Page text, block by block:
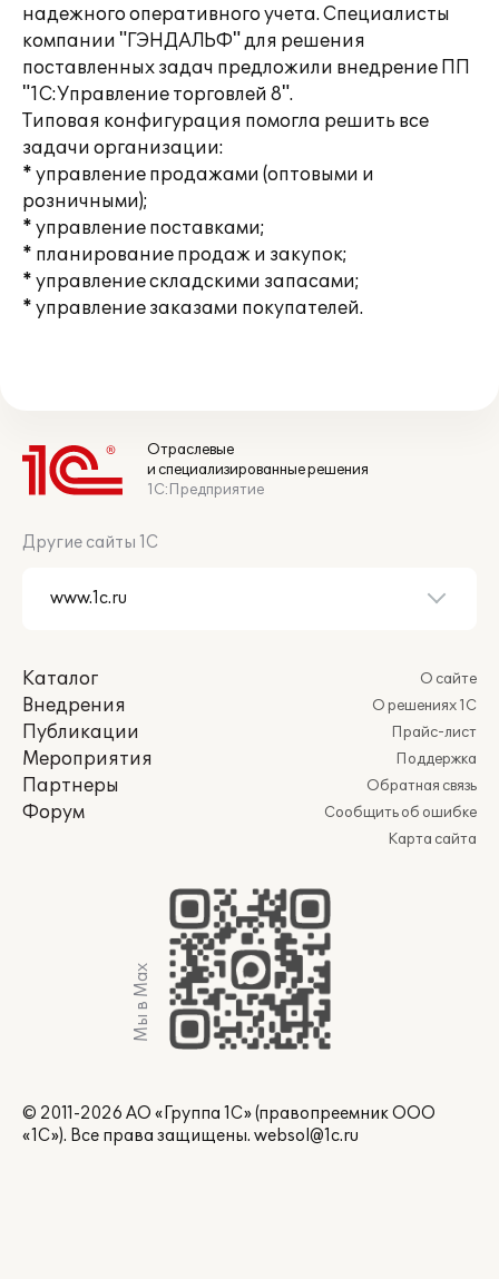
надежного оперативного учета. Специалисты
компании "ГЭНДАЛЬФ" для решения
поставленных задач предложили внедрение ПП
"1С:Управление торговлей 8".
Типовая конфигурация помогла решить все
задачи организации:
* управление продажами (оптовыми и
розничными);
* управление поставками;
* планирование продаж и закупок;
* управление складскими запасами;
* управление заказами покупателей.
Отраслевые
и специализированные решения
1С:Предприятие
Другие сайты 1С
Каталог
Внедрения
Публикации
Мероприятия
Партнеры
Форум
О сайте
О решениях 1С
Прайс-лист
Поддержка
Обратная связь
Сообщить об ошибке
Карта сайта
Мы в Max
© 2011-2026 АО «Группа 1С» (правопреемник ООО
«1С»). Все права защищены. websol@1c.ru